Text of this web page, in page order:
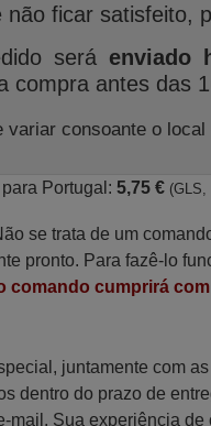
não ficar satisfeito,
será enviado
compra antes das
variar consoante o local
Portugal: 5,75 € (GLS,
se trata de um
pronto. Para fazê-lo
comando cumprirá
juntamente com
dentro do prazo de
mail. Sua experiência de